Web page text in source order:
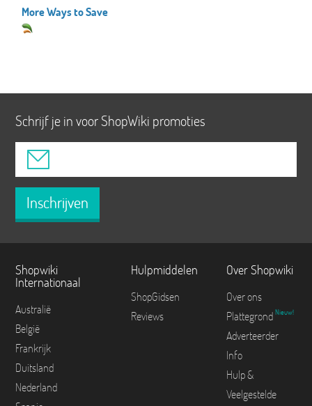
More Ways to Save
Schrijf je in voor ShopWiki promoties
Inschrijven
Shopwiki
Internationaal
Australië
België
Frankrijk
Duitsland
Nederland
Hulpmiddelen
ShopGidsen
Reviews
Over Shopwiki
Over ons
Plattegrond Nieuw!
Adverteerder
Info
Hulp &
Veelgestelde